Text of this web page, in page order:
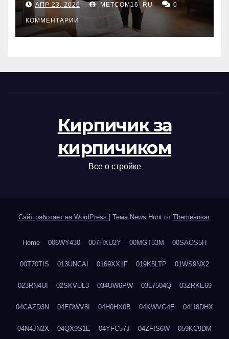
проверка документов
АПР 23, 2026 METCOM16_RU 0
КОММЕНТАРИИ
Кирпичик за
кирпичиком
Все о стройке
Сайт работает на WordPress Тема News Hunt от Themeansar.
Home 006WY430 007HXU2Y 00MGT33M 00SAOS5H
00T70TIS 013UNCAI 0169XX1F 019K5LTP 01WS9NX2
023RN4UI 02SKVUL3 034UW6PW 03L7504Q 03ZRKE69
04CAZD3N 04EDWV8I 04H0HX0B 04KWVG4E 04LI8DHX
04N4JN2X 04QX9S1E 04YFC57J 04ZFIS6W 059KC9DM